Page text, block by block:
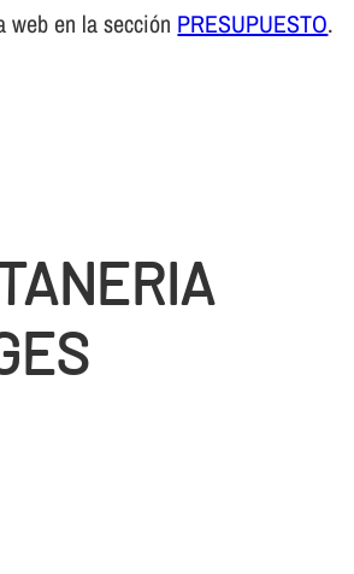
web en la sección PRESUPUESTO.